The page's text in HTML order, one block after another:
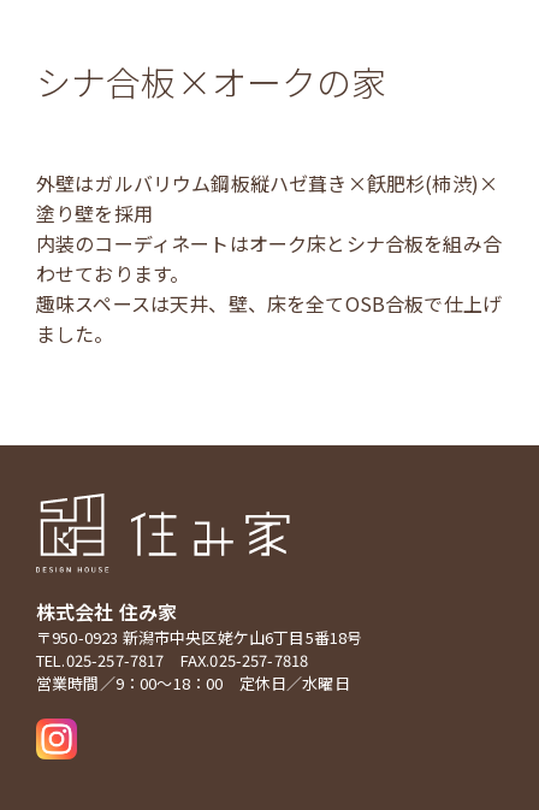
シナ合板×オークの家
外壁はガルバリウム鋼板縦ハゼ葺き×飫肥杉(柿渋)×
塗り壁を採用
内装のコーディネートはオーク床とシナ合板を組み合
わせております。
趣味スペースは天井、壁、床を全てOSB合板で仕上げ
ました。
株式会社 住み家
〒950-0923 新潟市中央区姥ケ山6丁目5番18号
TEL.025-257-7817 FAX.025-257-7818
営業時間／9：00～18：00 定休日／水曜日